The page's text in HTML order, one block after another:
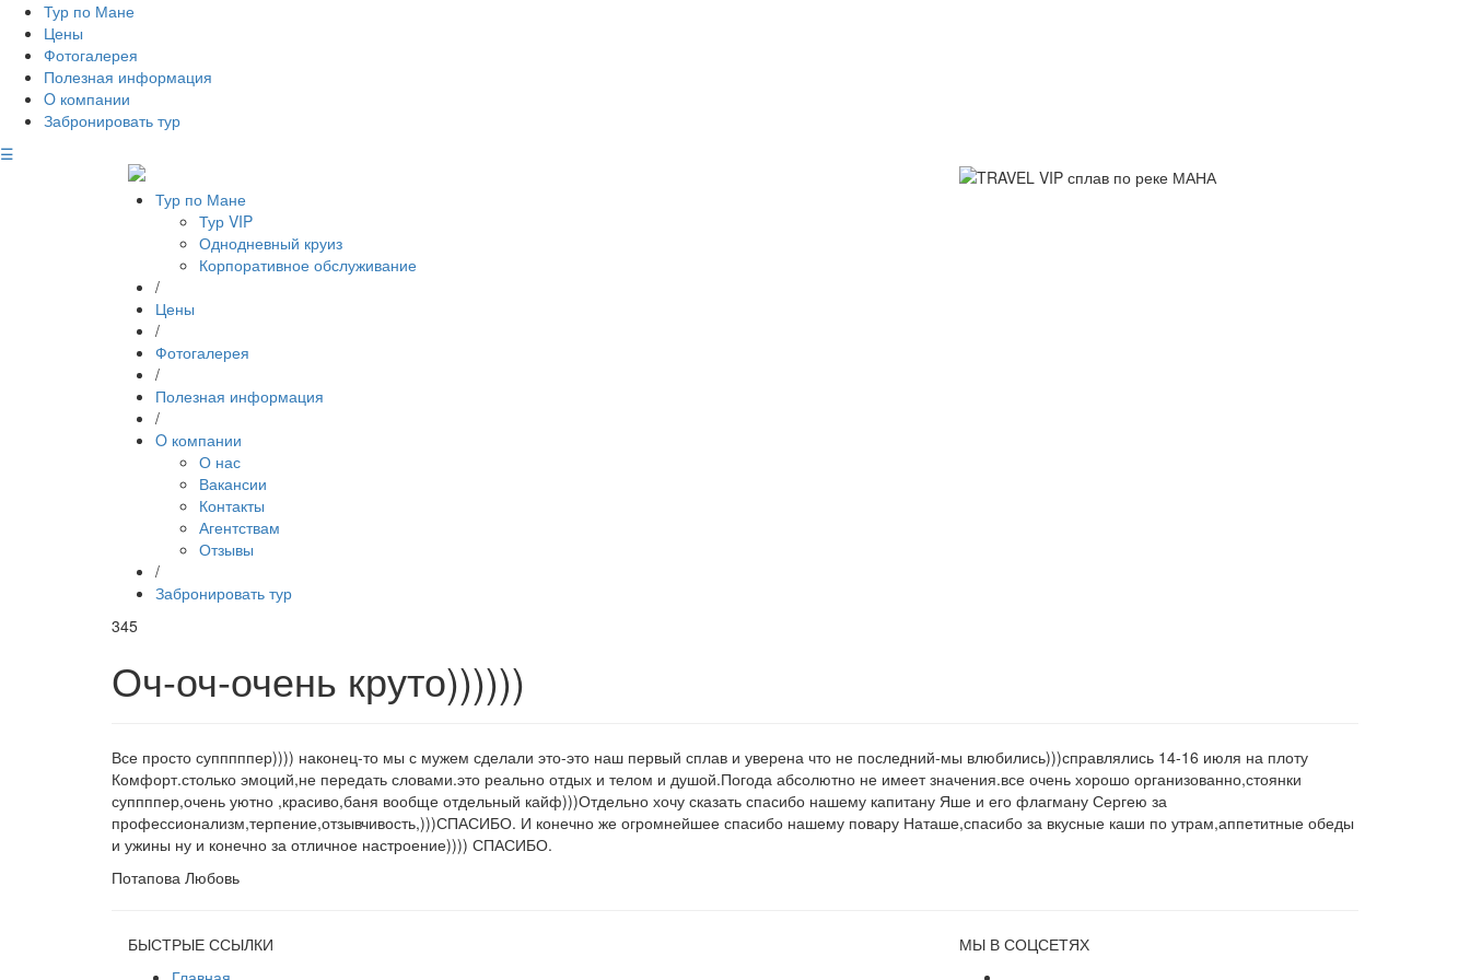
Тур по Мане
Цены
Фотогалерея
Полезная информация
O компании
Забронировать тур
☰
Тур по Мане
Тур VIP
Однодневный круиз
Корпоративное обслуживание
/
Цены
/
Фотогалерея
/
Полезная информация
/
O компании
О нас
Вакансии
Контакты
Агентствам
Отзывы
/
Забронировать тур
345
Оч-оч-очень круто))))))
Все просто супппппер)))) наконец-то мы с мужем сделали это-это наш первый сплав и уверена что не последний-мы влюбились)))справлялись 14-16 июля на плоту
Комфорт.столько эмоций,не передать словами.это реально отдых и телом и душой.Погода абсолютно не имеет значения.все очень хорошо организованно,стоянки
суппппер,очень уютно ,красиво,баня вообще отдельный кайф)))Отдельно хочу сказать спасибо нашему капитану Яше и его флагману Сергею за
профессионализм,терпение,отзывчивость,)))СПАСИБО. И конечно же огромнейшее спасибо нашему повару Наташе,спасибо за вкусные каши по утрам,аппетитные обеды
и ужины ну и конечно за отличное настроение)))) СПАСИБО.
Потапова Любовь
БЫСТРЫЕ ССЫЛКИ
МЫ В СОЦСЕТЯХ